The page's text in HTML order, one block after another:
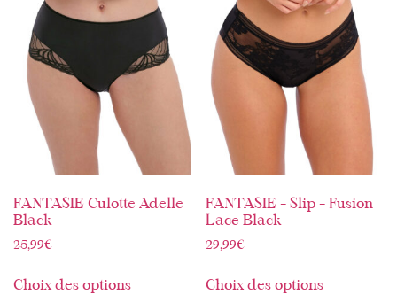
FANTASIE Culotte Adelle
Black
25,99€
Choix des options
FANTASIE – Slip – Fusion
Lace Black
29,99€
Choix des options